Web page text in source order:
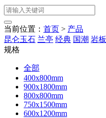
当前位置： 首页 > 产品
昆仑玉石 兰亭 经典 国潮 岩板
规格
全部
400x800mm
900x1800mm
800x800mm
750x1500mm
600x1200mm